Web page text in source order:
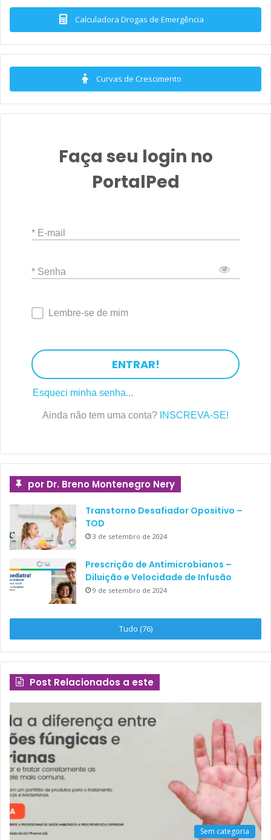
Calculadora Drogas de Emergência
Curvas de Crescimento
Faça seu login no
PortalPed
* E-mail
* Senha
Lembre-se de mim
ENTRAR!
Esqueci minha senha...
Ainda não tem uma conta? INSCREVA-SE!
por Dr. Breno Montenegro Nery
Transtorno Desafiador Opositivo –
TOD
3 de setembro de 2024
Prescrição de Antimicrobianos –
Diluição e Velocidade de Infusão
9 de setembro de 2024
Tudo (76)
Post Relacionados a este
Sem categoria